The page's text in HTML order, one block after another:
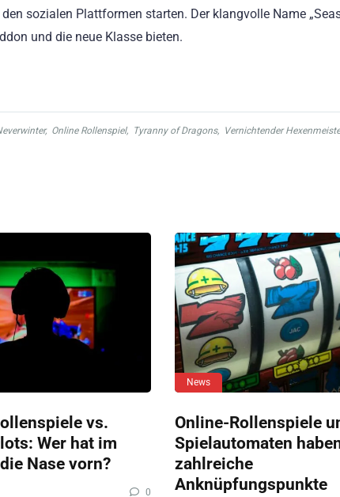
sozialen Plattformen starten. Der klangvolle Name
und die neue Klasse bieten.
, Online Rollenspiel, Tyranny of Dragons, Vernichtender
vs.
Wer hat im
Nase vorn?
0
News
Online-Rollenspiele
Spielautomaten
zahlreiche
Anknüpfungspunkte